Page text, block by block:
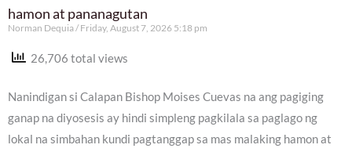
hamon at pananagutan
Norman Dequia Friday, August 7, 2026 5:18 pm
26,706 total views
Nanindigan si Calapan Bishop Moises Cuevas na ang pagiging
ganap na diyosesis ay hindi simpleng pagkilala sa paglago ng
lokal na simbahan kundi pagtanggap sa mas malaking hamon at